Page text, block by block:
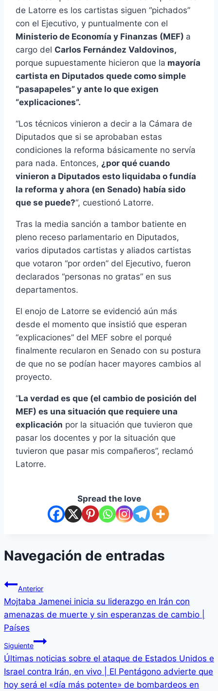
de Latorre es los cartistas siguen “pichados”
con el Ejecutivo, y puntualmente con el
Ministerio de Economía y Finanzas (MEF) a
cargo del Carlos Fernández Valdovinos,
porque supuestamente hicieron que la mayoría
cartista en Diputados quede como simple
“pasapapeles” y ante lo que exigen
“explicaciones”.
“Los técnicos vinieron a decir a la Cámara de
Diputados que si se aprobaban estas
condiciones la reforma básicamente no servía
para nada. Entonces, ¿por qué cuando
vinieron a Diputados esto liquidaba o fundía
la reforma y ahora (en Senado) había sido
que se puede?“, cuestionó Latorre.
Tras la media sanción a tambor batiente en
pleno receso parlamentario en Diputados,
varios diputados cartistas y aliados cartistas
que votaron “por orden” del Ejecutivo, fueron
declarados “personas no gratas” en sus
departamentos.
El enojo de Latorre se evidenció aún más
desde el momento que insistió que esperan
“explicaciones” del MEF sobre el porqué
finalmente recularon en Senado con su postura
de que no se podían hacer mayores cambios al
proyecto.
“La verdad es que (el cambio de posición del
MEF) es una situación que requiere una
explicación por la situación que tuvieron que
pasar los docentes y por la situación que
tuvieron que pasar mis compañeros”, reclamó
Latorre.
Spread the love
Navegación de entradas
Anterior
Mojtaba Jamenei inicia su liderazgo en Irán con
amenazas de muerte y sin esperanzas de cambio |
Países
Siguiente
Últimas noticias sobre el ataque de Estados Unidos e
Israel contra Irán, en vivo | El Pentágono advierte que
hoy será el «día más potente» de bombardeos en